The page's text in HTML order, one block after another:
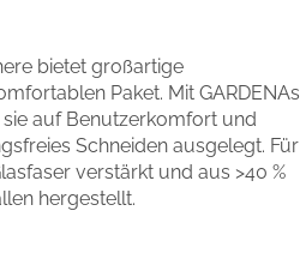
bietet großartige
Paket. Mit GARDENAs
auf Benutzerkomfort und
Schneiden ausgelegt. Für
verstärkt und aus >40 %
hergestellt.